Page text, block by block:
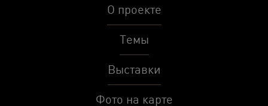
О проекте
Темы
Выставки
Фото на карте